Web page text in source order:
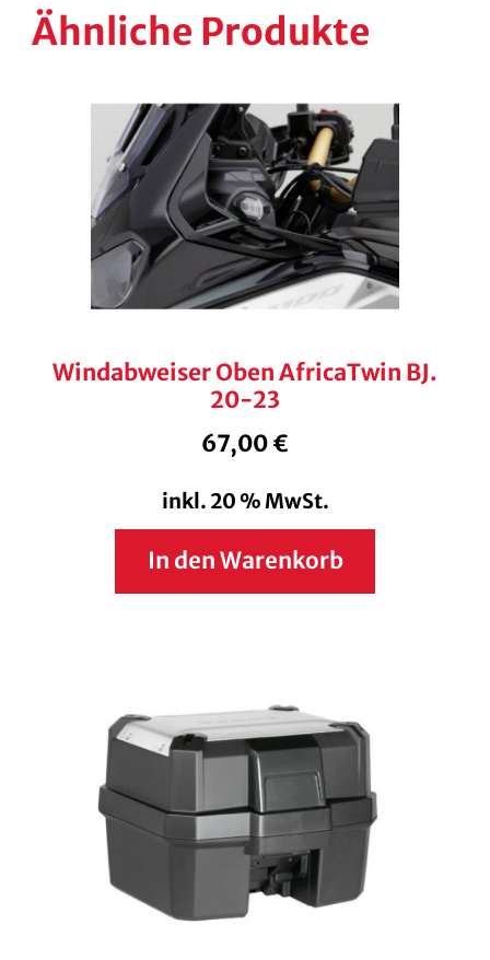
Ähnliche Produkte
Windabweiser Oben AfricaTwin BJ.
20-23
67,00€
inkl. 20 % MwSt.
In den Warenkorb